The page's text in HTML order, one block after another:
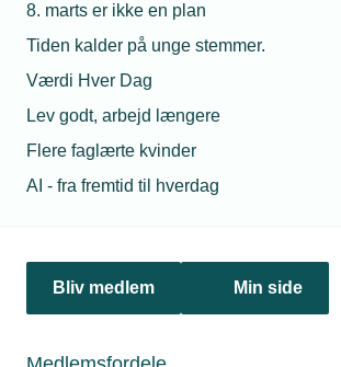
8. marts er ikke en plan
Tiden kalder på unge stemmer.
Værdi Hver Dag
Lev godt, arbejd længere
Flere faglærte kvinder
AI - fra fremtid til hverdag
Bliv medlem Min side
Politik & analyse
jura@tekniq.dk
tekniq@tekniq.dk